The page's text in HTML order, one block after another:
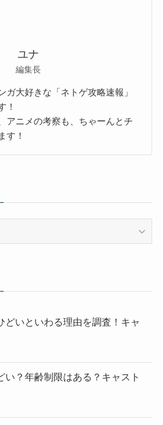
ユナ
編集長
ガ大好きな「ネトゲ攻略速報」
！
アニメの考察も、ちゃーんとチ
す！
どいといわる理由を調査！キャ
い？年齢制限はある？キャスト